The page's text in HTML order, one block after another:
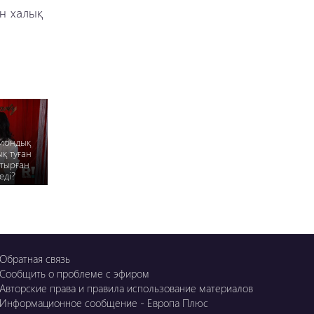
халық
туған
Обратная связь
Сообщить о проблеме с эфиром
Авторские права и правила использование материалов
Информационное сообщение - Европа Плюс